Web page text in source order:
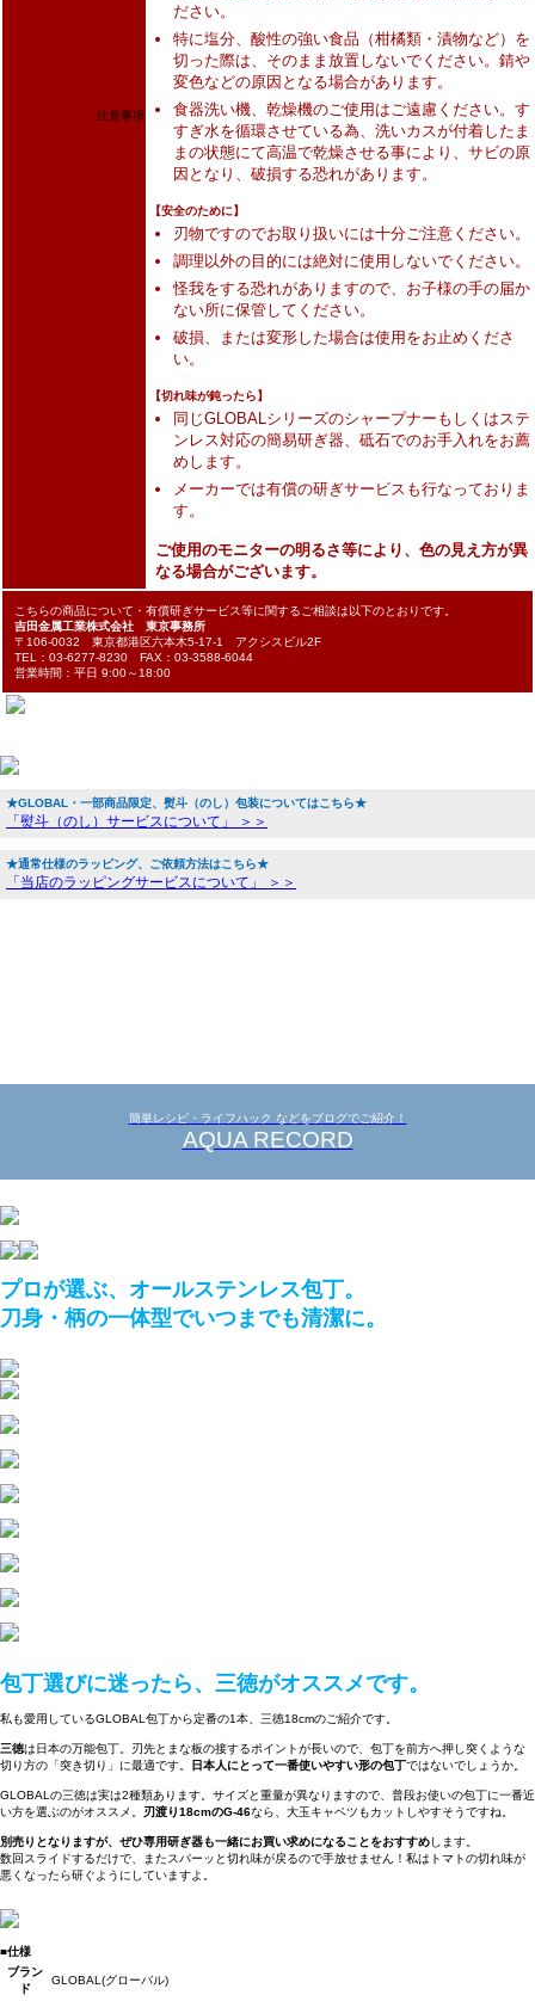
注意事項
ださい。
特に塩分、酸性の強い食品（柑橘類・漬物など）を
切った際は、そのまま放置しないでください。錆や
変色などの原因となる場合があります。
食器洗い機、乾燥機のご使用はご遠慮ください。す
すぎ水を循環させている為、洗いカスが付着したま
まの状態にて高温で乾燥させる事により、サビの原
因となり、破損する恐れがあります。
【安全のために】
刃物ですのでお取り扱いには十分ご注意ください。
調理以外の目的には絶対に使用しないでください。
怪我をする恐れがありますので、お子様の手の届か
ない所に保管してください。
破損、または変形した場合は使用をお止めくださ
い。
【切れ味が鈍ったら】
同じGLOBALシリーズのシャープナーもしくはステ
ンレス対応の簡易研ぎ器、砥石でのお手入れをお薦
めします。
メーカーでは有償の研ぎサービスも行なっておりま
す。
ご使用のモニターの明るさ等により、色の見え方が異
なる場合がございます。
こちらの商品について・有償研ぎサービス等に関するご相談は以下のとおりです。
吉田金属工業株式会社 東京事務所
〒106-0032 東京都港区六本木5-17-1 アクシスビル2F
TEL：03-6277-8230 FAX：03-3588-6044
営業時間：平日 9:00～18:00
★GLOBAL・一部商品限定、熨斗（のし）包装についてはこちら★
「熨斗（のし）サービスについて」 ＞＞
★通常仕様のラッピング、ご依頼方法はこちら★
「当店のラッピングサービスについて」 ＞＞
簡単レシピ・ライフハック などをブログでご紹介！
AQUA RECORD
プロが選ぶ、オールステンレス包丁。
刀身・柄の一体型でいつまでも清潔に。
包丁選びに迷ったら、三徳がオススメです。
私も愛用しているGLOBAL包丁から定番の1本、三徳18cmのご紹介です。
三徳は日本の万能包丁。刃先とまな板の接するポイントが長いので、包丁を前方へ押し突くような
切り方の「突き切り」に最適です。
日本人にとって一番使いやすい形の包丁ではないでしょうか。
GLOBALの三徳は実は2種類あります。サイズと重量が異なりますので、普段お使いの包丁に一番近
い方を選ぶのがオススメ。 刃渡り18cmのG-46なら、大玉キャベツもカットしやすそうですね。
別売りとなりますが、ぜひ専用研ぎ器も一緒にお買い求めになることをおすすめします。
数回スライドするだけで、またスパーッと切れ味が戻るので手放せません！私はトマトの切れ味が
悪くなったら研ぐようにしていますよ。
■仕様
ブラン
ド
GLOBAL(グローバル)